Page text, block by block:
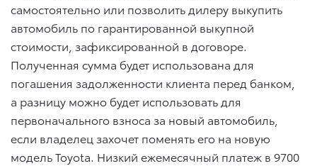
самостоятельно или позволить дилеру выкупить
автомобиль по гарантированной выкупной
стоимости, зафиксированной в договоре.
Полученная сумма будет использована для
погашения задолженности клиента перед банком,
а разницу можно будет использовать для
первоначального взноса за новый автомобиль,
если владелец захочет поменять его на новую
модель Toyota. Низкий ежемесячный платеж в 9700